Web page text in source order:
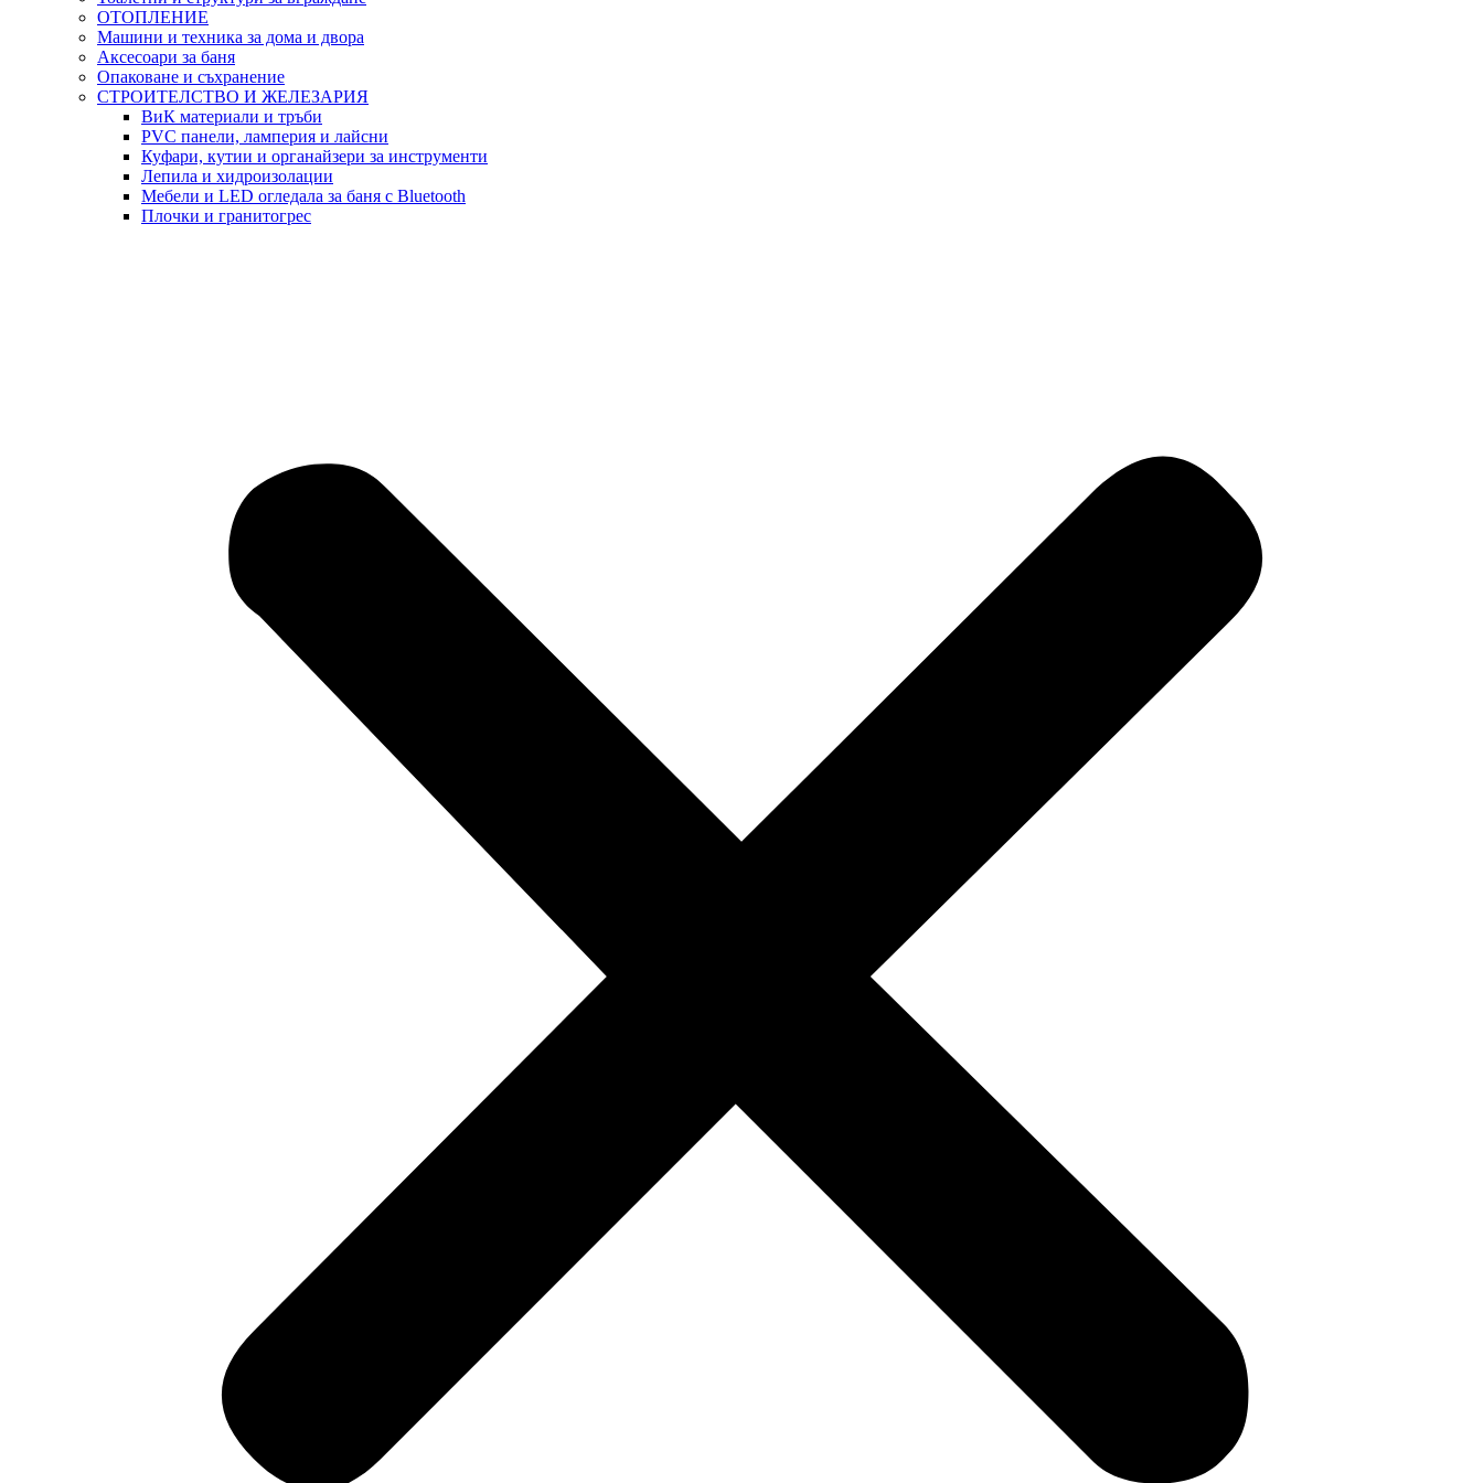
ОТОПЛЕНИЕ
Машини и техника за дома и двора
Аксесоари за баня
Опаковане и съхранение
СТРОИТЕЛСТВО И ЖЕЛЕЗАРИЯ
ВиК материали и тръби
PVC панели, ламперия и лайсни
Куфари, кутии и органайзери за инструменти
Лепила и хидроизолации
Мебели и LED огледала за баня с Bluetooth
Плочки и гранитогрес